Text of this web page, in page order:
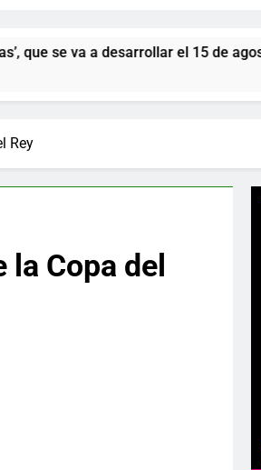
a desarrollar el 15 de agosto con el
Rey
Copa del